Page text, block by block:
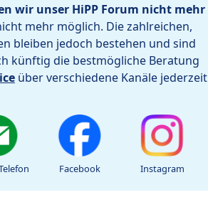
wir unser HiPP Forum nicht mehr
mehr möglich. Die zahlreichen,
bleiben jedoch bestehen und sind
künftig die bestmögliche Beratung
über verschiedene Kanäle jederzeit
Facebook Instagram